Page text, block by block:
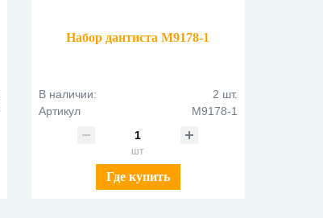
Набор дантиста М9178-1
В наличии:
2 шт.
Артикул
М9178-1
шт
Где купить